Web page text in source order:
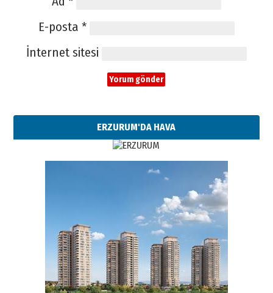
E-posta *
İnternet sitesi
ERZURUM'DA HAVA